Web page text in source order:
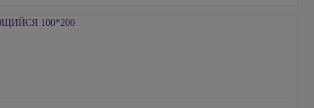
100*200